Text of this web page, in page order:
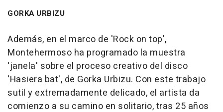
GORKA URBIZU
Además, en el marco de 'Rock on top',
Montehermoso ha programado la muestra
'janela' sobre el proceso creativo del disco
'Hasiera bat', de Gorka Urbizu. Con este trabajo
sutil y extremadamente delicado, el artista da
comienzo a su camino en solitario, tras 25 años